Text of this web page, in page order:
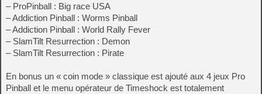
– ProPinball : Big race USA
– Addiction Pinball : Worms Pinball
– Addiction Pinball : World Rally Fever
– SlamTilt Resurrection : Demon
– SlamTilt Resurrection : Pirate
En bonus un « coin mode » classique est ajouté aux 4 jeux Pro
Pinball et le menu opérateur de Timeshock est totalement